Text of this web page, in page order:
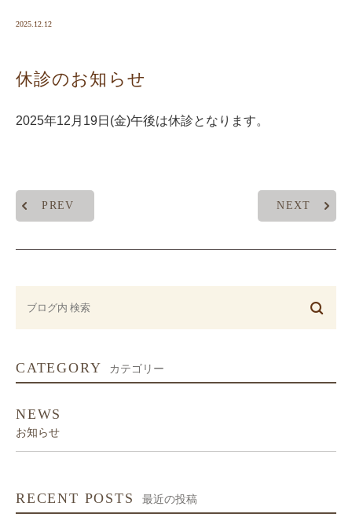
2025.12.12
休診のお知らせ
2025年12月19日(金)午後は休診となります。
PREV NEXT
CATEGORY カテゴリー
NEWS
お知らせ
RECENT POSTS 最近の投稿